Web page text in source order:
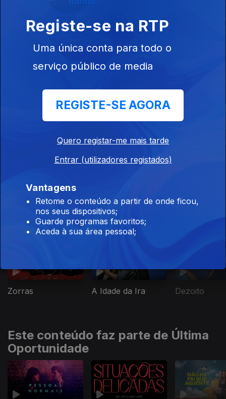
A Idade da Ira
melhor remédio
Millennial Mal
Este conteúdo faz parte de
Exclusivas RTP Play
Zorras A Idade da Ira Dezoito
Este conteúdo faz parte de Última
Oportunidade
Registe-se na RTP
Uma única conta para todo o
serviço público de media
REGISTE-SE AGORA
Quero registar-me mais tarde
Entrar (utilizadores registados)
Vantagens
Retome o conteúdo a partir de onde ficou,
nos seus dispositivos;
Guarde programas favoritos;
Aceda à sua área pessoal;